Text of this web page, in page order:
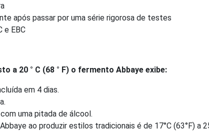
após passar por uma série rigorosa de testes
e EBC
a 20 ° C (68 ° F) o fermento Abbaye exibe:
em 4 dias.
uma pitada de álcool.
ao produzir estilos tradicionais é de 17°C (63°F) a